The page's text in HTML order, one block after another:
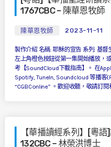
1767CBC – 陳華恩牧師
陳華恩牧師 2023-11-11
製作介紹 名稱: 耶穌的宣告 系列: 基
左上角橙色按鈕從第一集開始播放，
考【SoundCloud下載指南】。 在
Spotify, TuneIn, Soundcloud 等播客
“CGBConline” 。歡迎收聽，敬請訂
【華播讀經系列】[粵
132CBC – 林榮洪博士